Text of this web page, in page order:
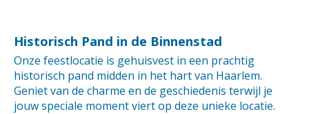
Historisch Pand in de Binnenstad
Onze feestlocatie is gehuisvest in een prachtig
historisch pand midden in het hart van Haarlem.
Geniet van de charme en de geschiedenis terwijl je
jouw speciale moment viert op deze unieke locatie.